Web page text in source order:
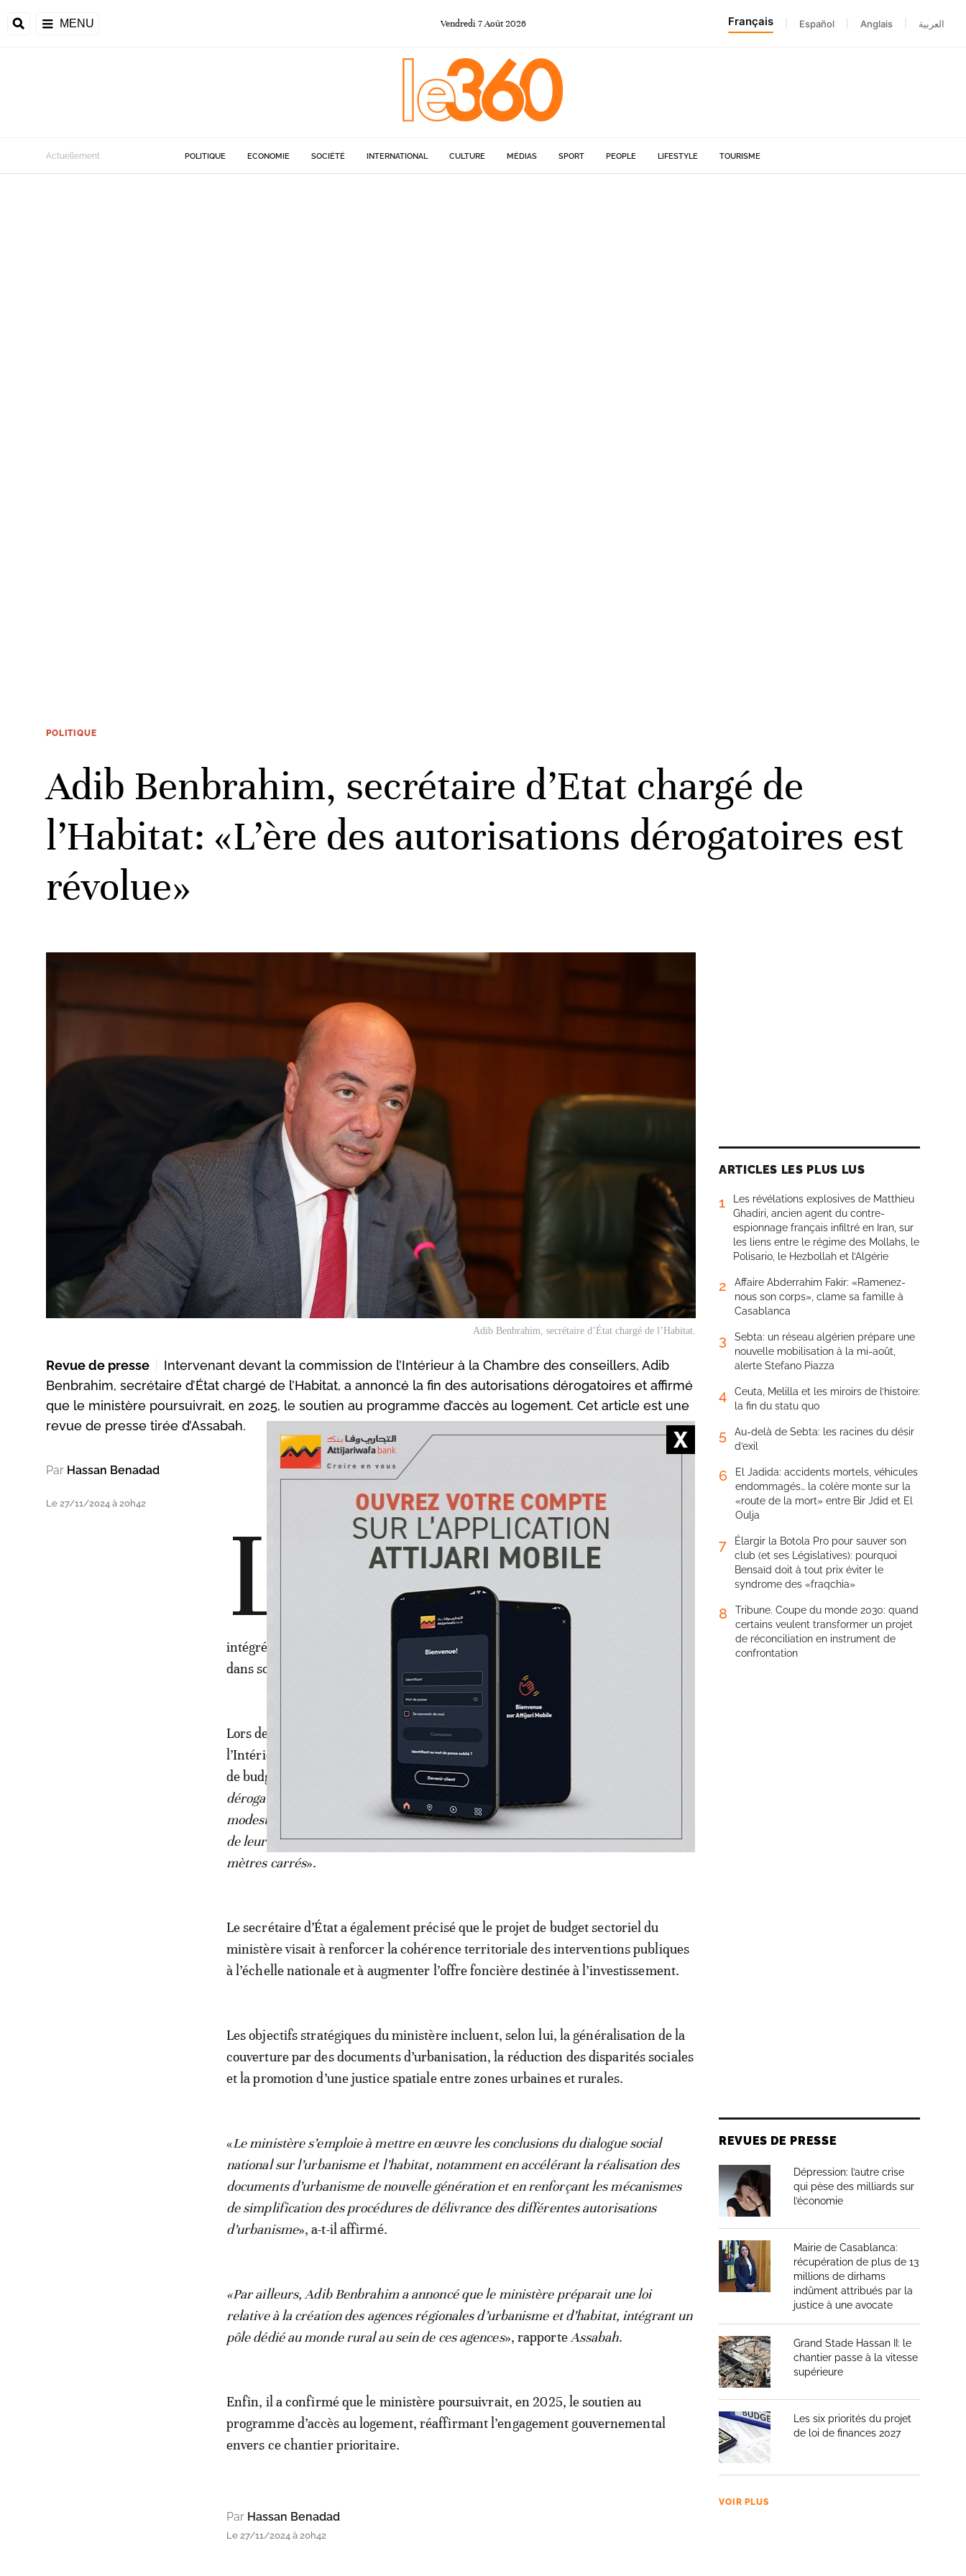
MENU Vendredi 7Août 2026 Français Español Anglais العربية
Actuellement POLITIQUE ECONOMIE SOCIÉTÉ INTERNATIONAL CULTURE MÉDIAS SPORT PEOPLE LIFESTYLE TOURISME
POLITIQUE
Adib Benbrahim, secrétaire d’Etat chargé de
l’Habitat: «L’ère des autorisations dérogatoires est
révolue»
Adib Benbrahim, secrétaire d’État chargé de l’Habitat.
Revue de presse
Intervenant devant la commission de l’Intérieur à la Chambre des conseillers, Adib
Benbrahim, secrétaire d’État chargé de l’Habitat, a annoncé la fin des autorisations dérogatoires et affirmé
que le ministère poursuivrait, en 2025, le soutien au programme d’accès au logement. Cet article est une
revue de presse tirée d’Assabah.
Par Hassan Benadad
Le 27/11/2024 à 20h42 L
e secrétaire d’État auprès du ministère de l’Aménagement du
territoire chargé de l’Habitat, Adib Benbrahim, a mis en échec les
tentatives de certains parlementaires investissant dans le secteur
immobilier. Ces derniers ont multiplié les manœuvres pour rétablir
les autorisations dérogatoires concernant les terres agricoles
intégrées administrativement dans les périmètres urbains, rapporte
dans son édition du jeudi 28 novembre.
Lors de son intervention le lundi 25 novembre devant la commission de
l’Intérieur à la Chambre des conseillers, dans le cadre de la discussion du projet
de budget sectoriel, Benbrahim a déclaré que «
l’ère des autorisations
dérogatoires était révolue. Toutefois, il demeure possible pour les citoyens
modestes résidant dans les douars d’en bénéficier afin de régulariser la situation
de leurs maisons, à condition que celles-ci n’excèdent pas une superficie de 100
mètres carrés».
Le secrétaire d’État a également précisé que le projet de budget sectoriel du
ministère visait à renforcer la cohérence territoriale des interventions publiques
à l’échelle nationale et à augmenter l’offre foncière destinée à l’investissement.
Les objectifs stratégiques du ministère incluent, selon lui, la généralisation de la
couverture par des documents d’urbanisation, la réduction des disparités sociales
et la promotion d’une justice spatiale entre zones urbaines et rurales.
«Le ministère s’emploie à mettre en œuvre les conclusions du dialogue social
national sur l’urbanisme et l’habitat, notamment en accélérant la réalisation des
documents d’urbanisme de nouvelle génération et en renforçant les mécanismes
de simplification des procédures de délivrance des différentes autorisations
d’urbanisme», a-t-il affirmé.
«Par ailleurs, Adib Benbrahim a annoncé que le ministère préparait une loi
relative à la création des agences régionales d’urbanisme et d’habitat, intégrant un
pôle dédié au monde rural au sein de ces agences», rapporte Assabah.
Enfin, il a confirmé que le ministère poursuivrait, en 2025, le soutien au
programme d’accès au logement, réaffirmant l’engagement gouvernemental
envers ce chantier prioritaire.
Par Hassan Benadad
Le 27/11/2024 à 20h42
ARTICLES LES PLUS LUS
1
Les révélations explosives de Matthieu
Ghadiri, ancien agent du contre-
espionnage français infiltré en Iran, sur
les liens entre le régime des Mollahs, le
Polisario, le Hezbollah et l’Algérie
2
Affaire Abderrahim Fakir: «Ramenez-
nous son corps», clame sa famille à
Casablanca
3
Sebta: un réseau algérien prépare une
nouvelle mobilisation à la mi-août,
alerte Stefano Piazza
4
Ceuta, Melilla et les miroirs de l’histoire:
la fin du statu quo
5
Au-delà de Sebta: les racines du désir
d’exil
6
El Jadida: accidents mortels, véhicules
endommagés… la colère monte sur la
«route de la mort» entre Bir Jdid et El
Oulja
7
Élargir la Botola Pro pour sauver son
club (et ses Législatives): pourquoi
Bensaïd doit à tout prix éviter le
syndrome des «fraqchia»
8
Tribune. Coupe du monde 2030: quand
certains veulent transformer un projet
de réconciliation en instrument de
confrontation
REVUES DE PRESSE
Dépression: l’autre crise
qui pèse des milliards sur
l’économie
Mairie de Casablanca:
récupération de plus de 13
millions de dirhams
indûment attribués par la
justice à une avocate
Grand Stade Hassan II: le
chantier passe à la vitesse
supérieure
Les six priorités du projet
de loi de finances 2027
VOIR PLUS